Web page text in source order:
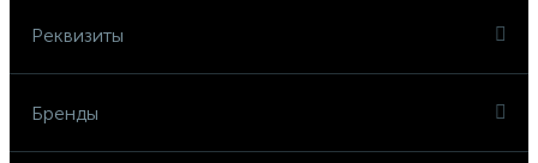
Реквизиты
Бренды